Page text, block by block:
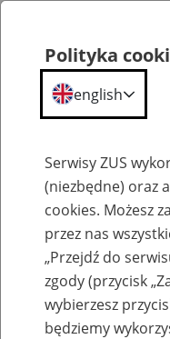
Zapytania do ZUS
Polityka
english
Serwisy ZUS
(niezbędne) oraz
cookies. Możesz
przez nas
„Przejdź do
zgody (przycisk
wybierzesz
będziemy